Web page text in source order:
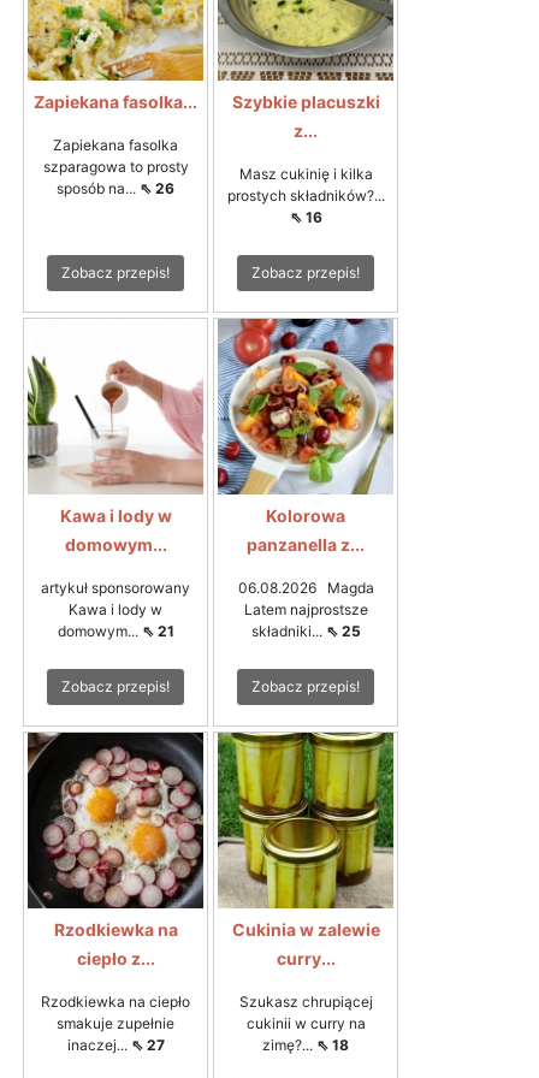
Zapiekana fasolka...
Zapiekana fasolka
szparagowa to prosty
sposób na... ⇖ 26
Zobacz przepis!
Szybkie placuszki
z...
Masz cukinię i kilka
prostych składników?...
⇖ 16
Zobacz przepis!
Kawa i lody w
domowym...
artykuł sponsorowany
Kawa i lody w
domowym... ⇖ 21
Zobacz przepis!
Kolorowa
panzanella z...
06.08.2026 Magda
Latem najprostsze
składniki... ⇖ 25
Zobacz przepis!
Rzodkiewka na
ciepło z...
Rzodkiewka na ciepło
smakuje zupełnie
inaczej... ⇖ 27
Cukinia w zalewie
curry...
Szukasz chrupiącej
cukinii w curry na
zimę?... ⇖ 18